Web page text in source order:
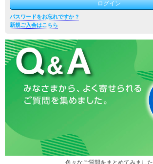
パスワードをお忘れですか ?
新規ご入会はこちら
色々なご質問をまとめてみました